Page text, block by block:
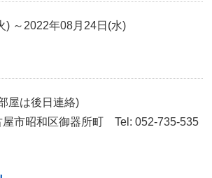
) ～2022年08月24日(水)
屋は後日連絡)
屋市昭和区御器所町 Tel: 052-735-535